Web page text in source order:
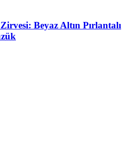
Beyaz Altın Pırlantalı